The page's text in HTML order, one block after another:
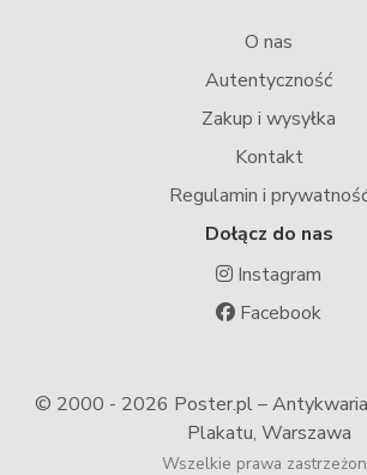
O nas
Autentyczność
Zakup i wysyłka
Kontakt
Regulamin i
Dołącz do nas
Instagram
Facebook
© 2000 - 2026 Poster.pl –
Plakatu, Warszawa
Wszelkie prawa